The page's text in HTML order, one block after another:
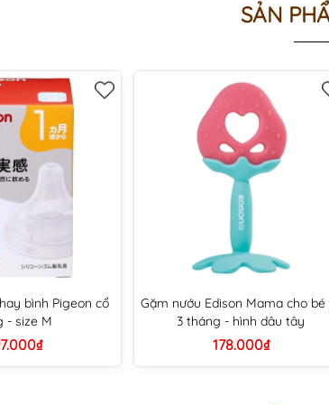
SẢN
bình Pigeon cổ
- size M
Gặm nướu Edison Mama cho
3 tháng - hình dâu tây
178.000₫